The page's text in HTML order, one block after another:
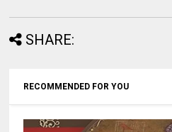
SHARE:
RECOMMENDED FOR YOU